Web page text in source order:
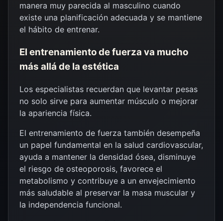
manera muy parecida al masculino cuando
existe una planificación adecuada y se mantiene
el hábito de entrenar.
El entrenamiento de fuerza va mucho
más allá de la estética
Los especialistas recuerdan que levantar pesas
no solo sirve para aumentar músculo o mejorar
la apariencia física.
El entrenamiento de fuerza también desempeña
un papel fundamental en la salud cardiovascular,
ayuda a mantener la densidad ósea, disminuye
el riesgo de osteoporosis, favorece el
metabolismo y contribuye a un envejecimiento
más saludable al preservar la masa muscular y
la independencia funcional.